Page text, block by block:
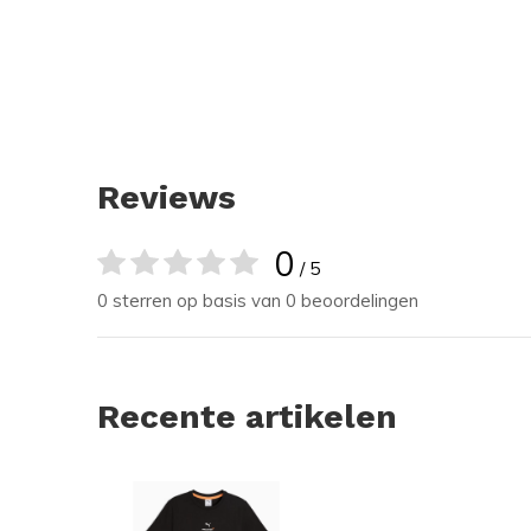
Reviews
0 / 5
0 sterren op basis van 0 beoordelingen
Recente artikelen